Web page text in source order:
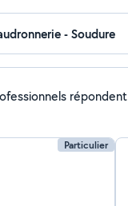
répondent
Particulier